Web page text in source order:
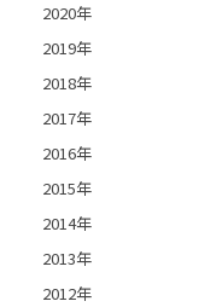
2020年
2019年
2018年
2017年
2016年
2015年
2014年
2013年
2012年